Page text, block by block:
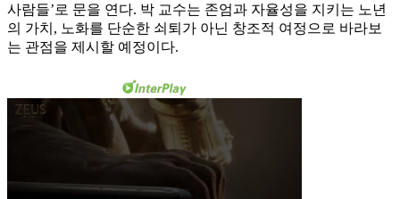
사람들’로 문을 연다. 박 교수는 존엄과 자율성을 지키는 노년
의 가치, 노화를 단순한 쇠퇴가 아닌 창조적 여정으로 바라보
는 관점을 제시할 예정이다.